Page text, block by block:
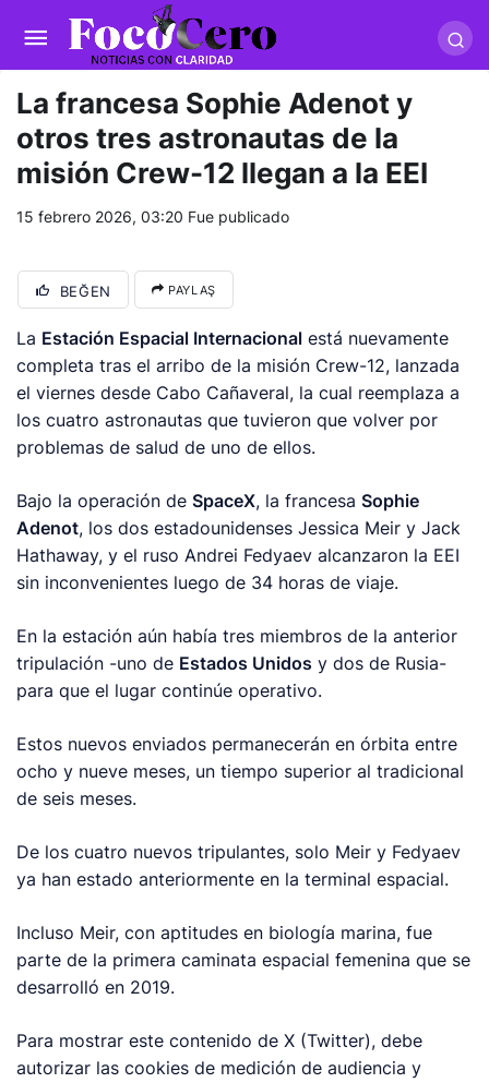
trwin giriş
masterbetting-palacebet1.com-
tlcasino giriş-betandyou-vbett34.com betovis34.net-
skyloftsbet
La francesa Sophie Adenot y
otros tres astronautas de la
misión Crew-12 llegan a la EEI
15 febrero 2026, 03:20 Fue publicado
BEĞEN PAYLAŞ
La Estación Espacial Internacional está nuevamente
completa tras el arribo de la misión Crew-12, lanzada
el viernes desde Cabo Cañaveral, la cual reemplaza a
los cuatro astronautas que tuvieron que volver por
problemas de salud de uno de ellos.
Bajo la operación deSpaceX, la francesaSophie
Adenot, los dos estadounidenses Jessica Meir y Jack
Hathaway, y el ruso Andrei Fedyaev alcanzaron la EEI
sin inconvenientes luego de 34 horas de viaje.
En la estación aún había tres miembros de la anterior
tripulación -uno de Estados Unidos y dos de Rusia-
para que el lugar continúe operativo.
Estos nuevos enviados permanecerán en órbita entre
ocho y nueve meses, un tiempo superior al tradicional
de seis meses.
De los cuatro nuevos tripulantes, solo Meir y Fedyaev
ya han estado anteriormente en la terminal espacial.
Incluso Meir, con aptitudes en biología marina, fue
parte de la primera caminata espacial femenina que se
desarrolló en 2019.
Para mostrar este contenido de X (Twitter), debe
autorizar las cookies de medición de audiencia y